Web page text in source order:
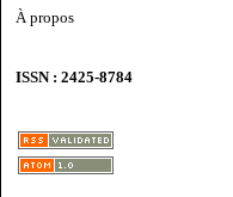
À propos
ISSN : 2425-8784